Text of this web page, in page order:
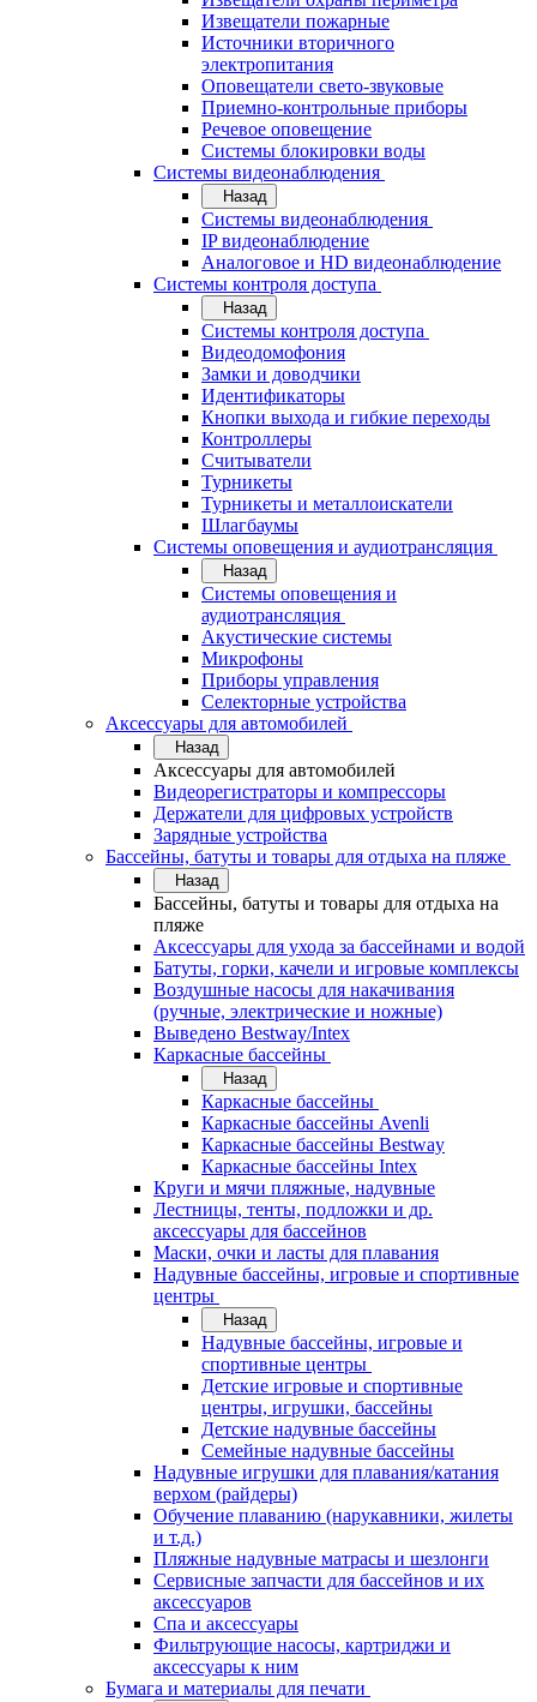
Извещатели пожарные
Источники вторичного
электропитания
Оповещатели свето-звуковые
Приемно-контрольные приборы
Речевое оповещение
Системы блокировки воды
Системы видеонаблюдения
Назад
Системы видеонаблюдения
IP видеонаблюдение
Аналоговое и HD видеонаблюдение
Системы контроля доступа
Назад
Системы контроля доступа
Видеодомофония
Замки и доводчики
Идентификаторы
Кнопки выхода и гибкие переходы
Контроллеры
Считыватели
Турникеты
Турникеты и металлоискатели
Шлагбаумы
Системы оповещения и аудиотрансляция
Назад
Системы оповещения и
аудиотрансляция
Акустические системы
Микрофоны
Приборы управления
Селекторные устройства
Аксессуары для автомобилей
Назад
Аксессуары для автомобилей
Видеорегистраторы и компрессоры
Держатели для цифровых устройств
Зарядные устройства
Бассейны, батуты и товары для отдыха на пляже
Назад
Бассейны, батуты и товары для отдыха на
пляже
Аксессуары для ухода за бассейнами и водой
Батуты, горки, качели и игровые комплексы
Воздушные насосы для накачивания
(ручные, электрические и ножные)
Выведено Bestway/Intex
Каркасные бассейны
Назад
Каркасные бассейны
Каркасные бассейны Avenli
Каркасные бассейны Bestway
Каркасные бассейны Intex
Круги и мячи пляжные, надувные
Лестницы, тенты, подложки и др.
аксессуары для бассейнов
Маски, очки и ласты для плавания
Надувные бассейны, игровые и спортивные
центры
Назад
Надувные бассейны, игровые и
спортивные центры
Детские игровые и спортивные
центры, игрушки, бассейны
Детские надувные бассейны
Семейные надувные бассейны
Надувные игрушки для плавания/катания
верхом (райдеры)
Обучение плаванию (нарукавники, жилеты
и т.д.)
Пляжные надувные матрасы и шезлонги
Сервисные запчасти для бассейнов и их
аксессуаров
Спа и аксессуары
Фильтрующие насосы, картриджи и
аксессуары к ним
Бумага и материалы для печати